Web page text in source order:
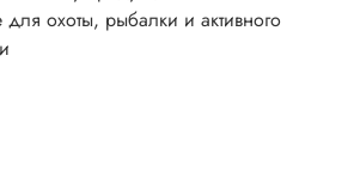
охоты, рыбалки и активного